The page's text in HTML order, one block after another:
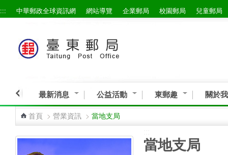
跳到主要內容區塊
::: 中華郵政全球資訊網 網站導覽 企業郵局 校園郵局 兒童郵局
最新消息 公益活動 東郵趣 關於
首頁 > 營業資訊 > 當地支局
當地支局